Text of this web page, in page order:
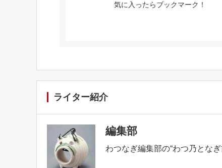
気に入ったらブックマーク！
ライター紹介
編集部
わつなぎ編集部の“わつ乃となぎ